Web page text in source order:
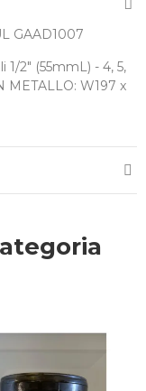
GAAD1007
1/2" (55mmL) - 4, 5,
METALLO: W197 x